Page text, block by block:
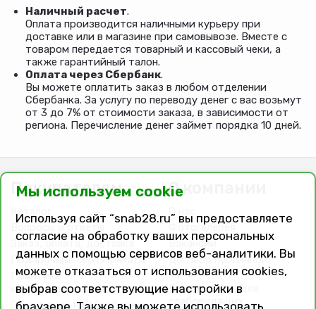
Наличный расчет.
Оплата производится наличными курьеру при
доставке или в магазине при самовывозе. Вместе с
товаром передается товарный и кассовый чеки, а
также гарантийный талон.
Оплата через Сбербанк.
Вы можете оплатить заказ в любом отделении
Сбербанка. За услугу по переводу денег с вас возьмут
от 3 до 7% от стоимости заказа, в зависимости от
региона. Перечисление денег займет порядка 10 дней.
Покупателям
Каталог
Вопросы и ответы
Заказ, оплата, доставка
Подарочные сертификаты
Политика
конфиденциальности
Соглашение на обработку
О компании
О нас
Фотогалерея
Вакансии
Договор публичной
оферты
Версия сайта для
слабовидящих
Мы используем cookie
Используя сайт “snab28.ru” вы предоставляете
согласие на обработку ваших персональных
данных с помощью сервисов веб-аналитики. Вы
можете отказаться от использования cookies,
выбрав соответствующие настройки в
браузере. Также вы можете использовать